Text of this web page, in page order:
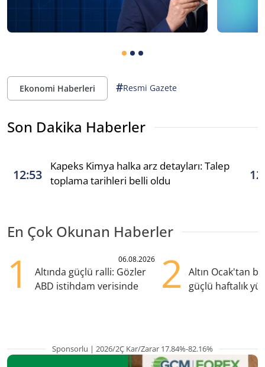
Ekonomi Haberleri #Resmi Gazete
Son Dakika Haberler
12:53
Kapeks Kimya halka arz detayları: Talep
toplama tarihleri belli oldu
En Çok Okunan Haberler
1 06.08.2026
Altında güçlü ralli: Gözler
ABD istihdam verisinde
2
Altın Ocak'tan
güçlü haftalık
Sponsorlu | 2026/2Ç Kar/Zarar 17.84%-82.16%